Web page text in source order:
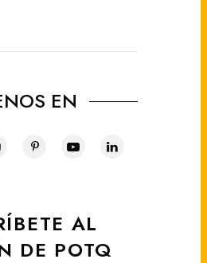
EN
AL
DE POTQ